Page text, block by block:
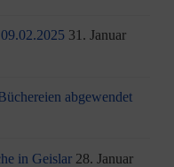
31. Januar
abgewendet
in Geislar 28. Januar